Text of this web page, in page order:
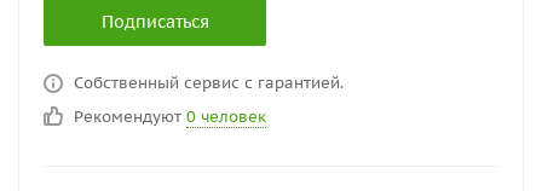
Подписаться
Собственный сервис с гарантией.
Рекомендуют 0 человек